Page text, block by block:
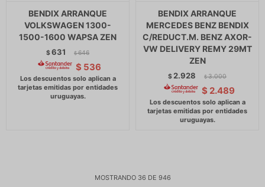
BENDIX ARRANQUE
VOLKSWAGEN 1300-
1500-1600 WAPSA ZEN
$631 $ 646
$ 536
BENDIX ARRANQUE
MERCEDES BENZ BENDIX
C/REDUCT.M. BENZ AXOR-
VW DELIVERY REMY 29MT
ZEN
$ 2.928 $ 3.000
$ 2.489
MOSTRANDO 36 DE 946